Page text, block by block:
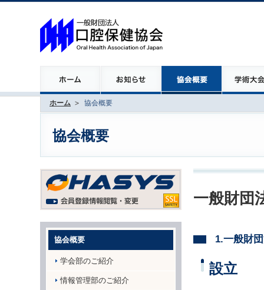
ホーム 協会概要
協会概要
一般財団
1.一般財
設立
協会概要
学会部のご紹介
情報管理部のご紹介